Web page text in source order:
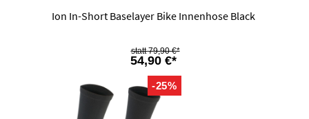
Ion In-Short Baselayer Bike Innenhose Black
54,90 €*
79,90 €*
-25%